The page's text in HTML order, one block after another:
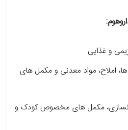
و غذایی
املاح، مواد معدنی و مکمل‌ های
مکمل ‌های مخصوص کودک و